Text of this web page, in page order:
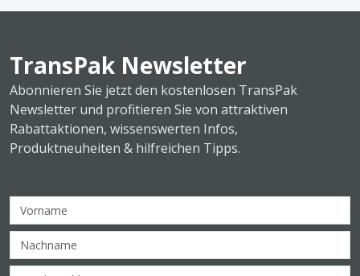
TransPak Newsletter
Abonnieren Sie jetzt den kostenlosen TransPak
Newsletter und profitieren Sie von attraktiven
Rabattaktionen, wissenswerten Infos,
Produktneuheiten & hilfreichen Tipps.